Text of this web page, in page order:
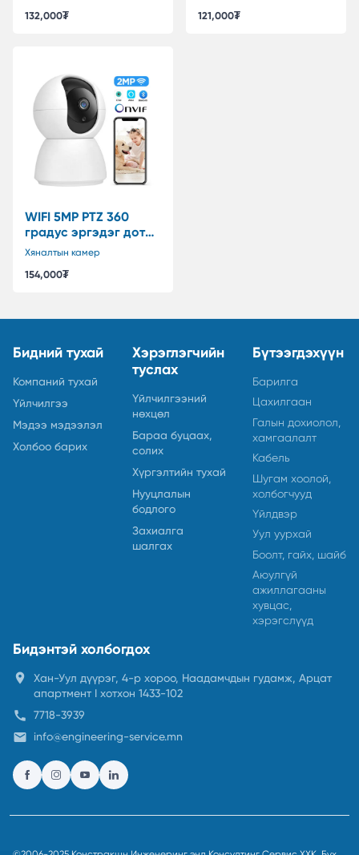
132,000₮ 121,000₮
WIFI 5MP PTZ 360
градус эргэдэг дотор
камер
Хяналтын камер
154,000₮
Бидний тухай
Компаний тухай
Үйлчилгээ
Мэдээ мэдээлэл
Холбоо барих
Хэрэглэгчийн
туслах
Үйлчилгээний
нөхцөл
Бараа буцаах,
солих
Хүргэлтийн тухай
Нууцлалын
бодлого
Захиалга
шалгах
Бүтээгдэхүүн
Барилга
Цахилгаан
Галын дохиолол,
хамгаалалт
Кабель
Шугам хоолой,
холбогчууд
Үйлдвэр
Уул уурхай
Боолт, гайх, шайб
Аюулгүй
ажиллагааны
хувцас,
хэрэгслүүд
Бидэнтэй холбогдох
location_on
Хан-Уул дүүрэг, 4-р хороо, Наадамчдын гудамж, Арцат
апартмент I хотхон 1433-102
call 7718-3939
email info@engineering-service.mn